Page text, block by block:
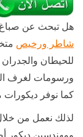
هل تبحث عن
شاطر ورخيص
للحيطان
ورسومات لغرف
كما نوفر
لذلك نعمل من